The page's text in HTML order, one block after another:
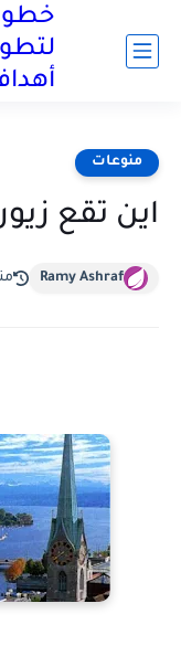
منوعات
اين تقع
Ramy Ashraf